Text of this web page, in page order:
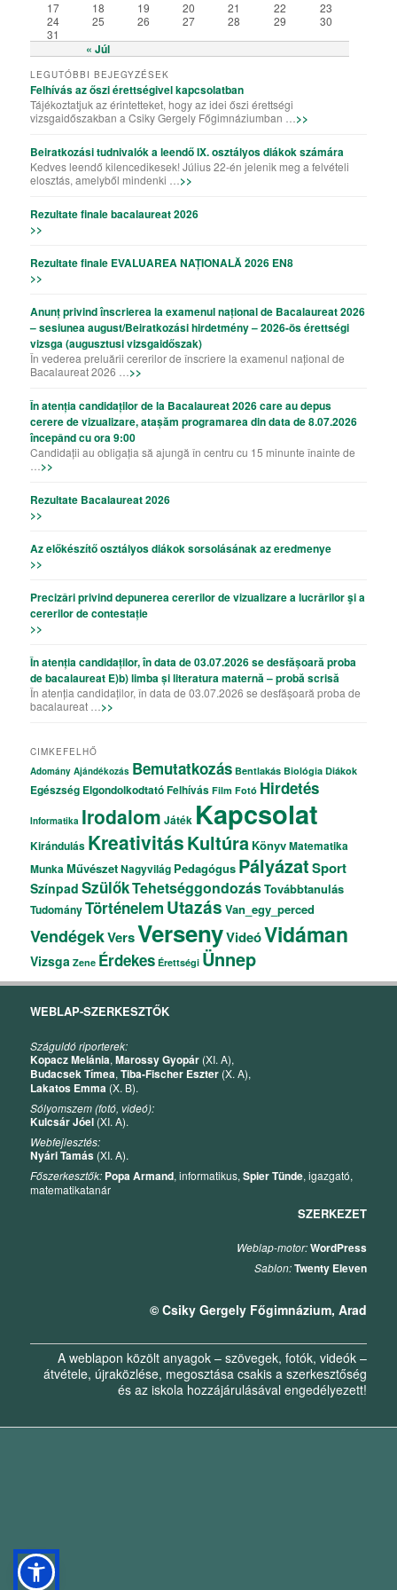
« Júl
17
18 19 20 21 22
23
24
25 26 27 28 29
30
31
LEGUTÓBBI BEJEGYZÉSEK
Felhívás az őszi érettségivel kapcsolatban
Tájékoztatjuk az érintetteket, hogy az idei őszi érettségi
vizsgaidőszakban a Csiky Gergely Főgimnáziumban … >>
Beiratkozási tudnivalók a leendő IX. osztályos diákok számára
Kedves leendő kilencedikesek! Július 22-én jelenik meg a felvételi
elosztás, amelyből mindenki … >>
Rezultate finale bacalaureat 2026
>>
Rezultate finale EVALUAREA NAȚIONALĂ 2026 EN8
>>
Anunț privind înscrierea la examenul național de Bacalaureat 2026
– sesiunea august/Beiratkozási hirdetmény – 2026-ös érettségi
vizsga (augusztusi vizsgaidőszak)
În vederea preluării cererilor de înscriere la examenul național de
Bacalaureat 2026 … >>
În atenția candidaților de la Bacalaureat 2026 care au depus
cerere de vizualizare, atașăm programarea din data de 8.07.2026
începând cu ora 9:00
Candidații au obligația să ajungă în centru cu 15 minunte înainte de
>>
Rezultate Bacalaureat 2026
>>
Az előkészítő osztályos diákok sorsolásának az eredmenye
>>
Precizǎri privind depunerea cererilor de vizualizare a lucrǎrilor şi a
cererilor de contestație
>>
În atenția candidaților, în data de 03.07.2026 se desfășoară proba
de bacalaureat E)b) limba și literatura maternă – probă scrisă
În atenția candidaților, în data de 03.07.2026 se desfășoară proba de
bacalaureat … >>
CIMKEFELHŐ
Adomány Ajándékozás Bemutatkozás Bentlakás Biológia Diákok
Egészség ElgondolkodtatóFelhívás Film Fotó Hirdetés
Informatika Irodalom Játék Kapcsolat
Kirándulás KreativitásKultúra KönyvMatematika
MunkaMűvészetNagyvilág Pedagógus PályázatSport
Színpad SzülőkTehetséggondozásTovábbtanulás
TudományTörténelem Utazás Van_egy_perced
VendégekVersVersenyVideóVidáman
Vizsga Zene Érdekes Érettségi Ünnep
WEBLAP-SZERKESZTŐK
Száguldó riporterek:
Kopacz Melánia,Marossy Gyopár (XI. A),
Budacsek Tímea,Tiba-Fischer Eszter (X. A),
Lakatos Emma (X. B).
Sólyomszem (fotó, videó):
Kulcsár Jóel (XI. A).
Webfejlesztés:
Nyári Tamás (XI. A).
Főszerkesztők: Popa Armand, informatikus,Spier Tünde, igazgató,
matematikatanár
SZERKEZET
Weblap-motor:WordPress
Sablon:Twenty Eleven
© Csiky Gergely Főgimnázium, Arad
A weblapon közölt anyagok – szövegek, fotók, videók –
átvétele, újraközlése, megosztása csakis a szerkesztőség
és az iskola hozzájárulásával engedélyezett!